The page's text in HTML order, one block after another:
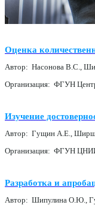
Оценка
Автор: Насонова В.С.,
Организация: ФГУН
Изучение
Автор: Гущин А.Е.,
Организация: ФГУН
Разработка и
Автор: Шипулина О.Ю.,